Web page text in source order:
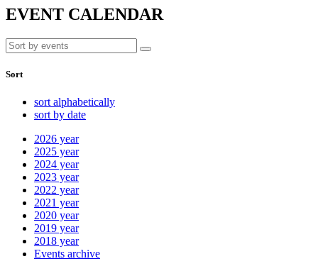
EVENT CALENDAR
Sort
sort alphabetically
sort by date
2026 year
2025 year
2024 year
2023 year
2022 year
2021 year
2020 year
2019 year
2018 year
Events archive